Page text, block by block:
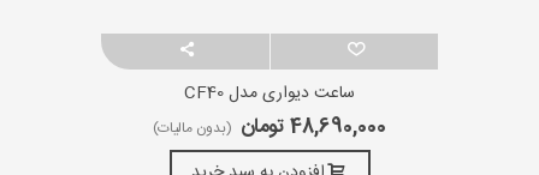
ساعت دیواری مدل CF40
48,690,000 تومان (بدون مالیات)